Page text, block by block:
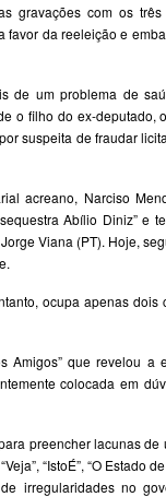
gravações com os três
da reeleição e
de um problema de
o filho do ex-deputado,
suspeita de fraudar
acreano, Narciso
Abílio Diniz” e
Viana (PT). Hoje,
ocupa apenas
Amigos” que revelou a
colocada em
preencher lacunas
“IstoÉ”, “O Estado
irregularidades no